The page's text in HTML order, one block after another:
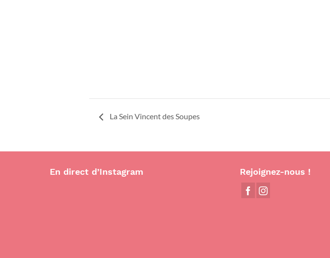
La Sein Vincent des Soupes
En direct d’Instagram Rejoignez-nous !